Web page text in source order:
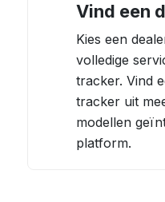
Vind een
Kies een
volledige
tracker. Vind
tracker uit
modellen
platform.